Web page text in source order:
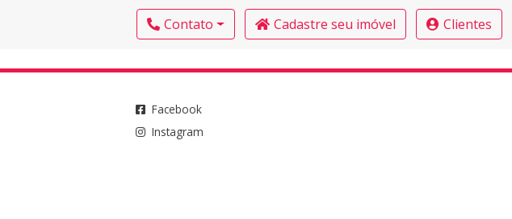
Contato Cadastre seu imóvel
Clientes
Facebook
Instagram